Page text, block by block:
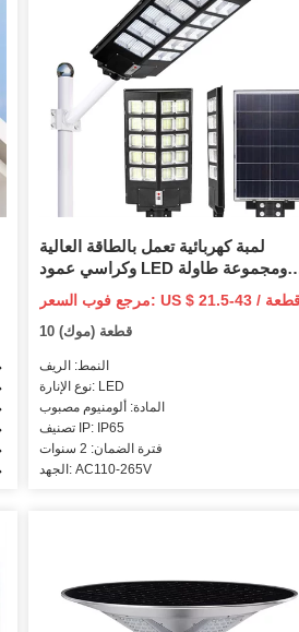
لمبة كهربائية تعمل بالطاقة العالية
وكراسي عمود LED ومجموعة طاولة
مسار الألعاب النارية الشمسية لهب النار
جهاز عرض Focos Solares أضواء مصباح
الحديقة
مرجع فوب السعر: US $ 21.5-43 / قطعة
10 قطعة (موك)
النمط: الريف
نوع الإنارة: LED
المادة: ألومنيوم مصبوب
تصنيف IP: IP65
فترة الضمان: 2 سنوات
الجهد: AC110-265V